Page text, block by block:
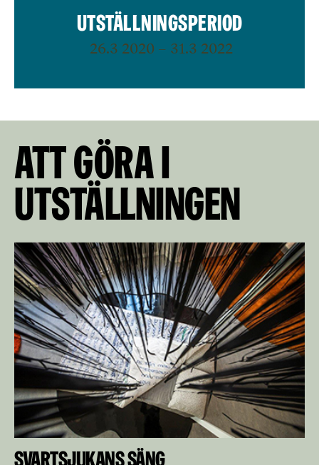
Utställningsperiod
26.3 2020 – 31.3 2022
Att göra i
utställningen
Svartsjukans säng